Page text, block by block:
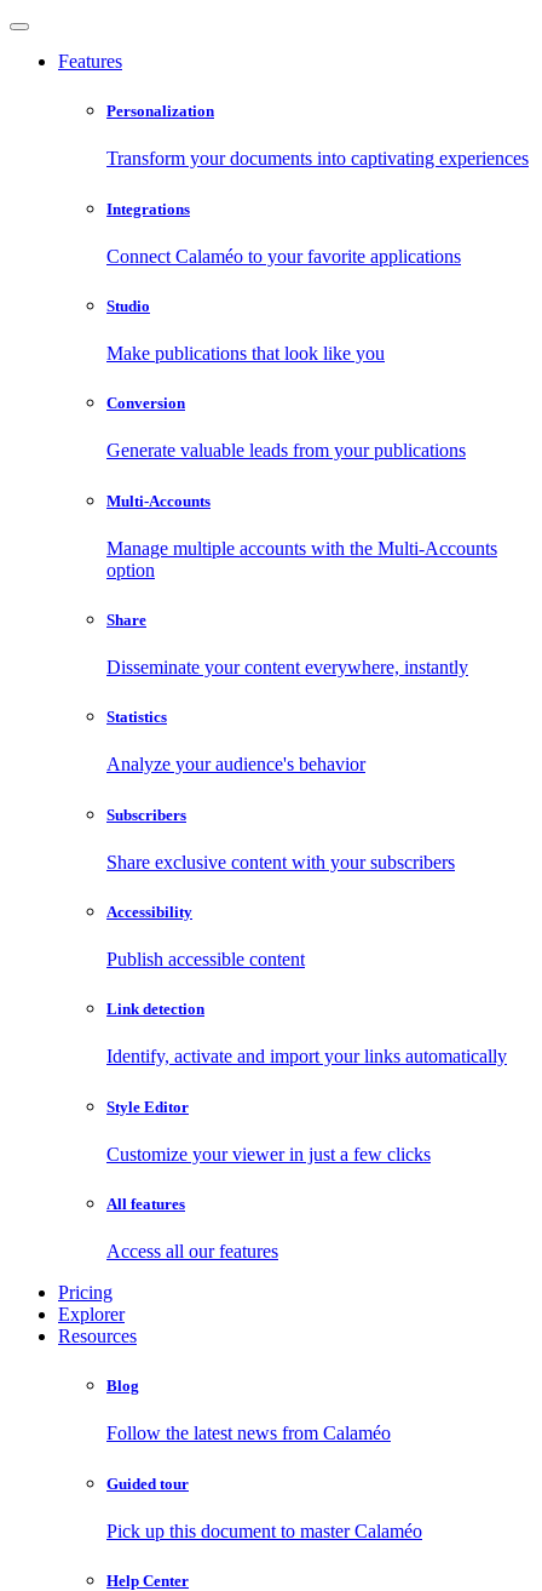
Features
Personalization
Transform your documents into captivating experiences
Integrations
Connect Calaméo to your favorite applications
Studio
Make publications that look like you
Conversion
Generate valuable leads from your publications
Multi-Accounts
Manage multiple accounts with the Multi-Accounts
option
Share
Disseminate your content everywhere, instantly
Statistics
Analyze your audience's behavior
Subscribers
Share exclusive content with your subscribers
Accessibility
Publish accessible content
Link detection
Identify, activate and import your links automatically
Style Editor
Customize your viewer in just a few clicks
All features
Access all our features
Pricing
Explorer
Resources
Blog
Follow the latest news from Calaméo
Guided tour
Pick up this document to master Calaméo
Help Center